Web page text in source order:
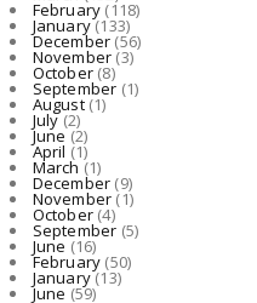
February (118)
January(133)
December (56)
November (3)
October (8)
September (1)
August(1)
July(2)
June(2)
April (1)
March (1)
December (9)
November (1)
October (4)
September (5)
June (16)
February (50)
January(13)
June (59)